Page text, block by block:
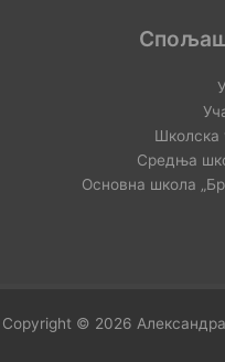
Школска
Средња
Основна школа
Copyright © 2026